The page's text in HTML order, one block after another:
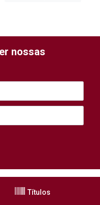
nossas
Títulos